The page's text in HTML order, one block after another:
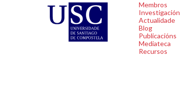
Membros
Investigación
Actualidade
Blog
Publicacións
Mediateca
Recursos